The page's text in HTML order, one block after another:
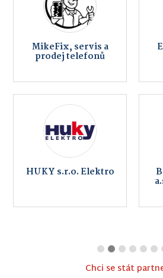
MikeFix, servis a
prodej telefonů
HUKY s.r.o. Elektro
Chci se stát